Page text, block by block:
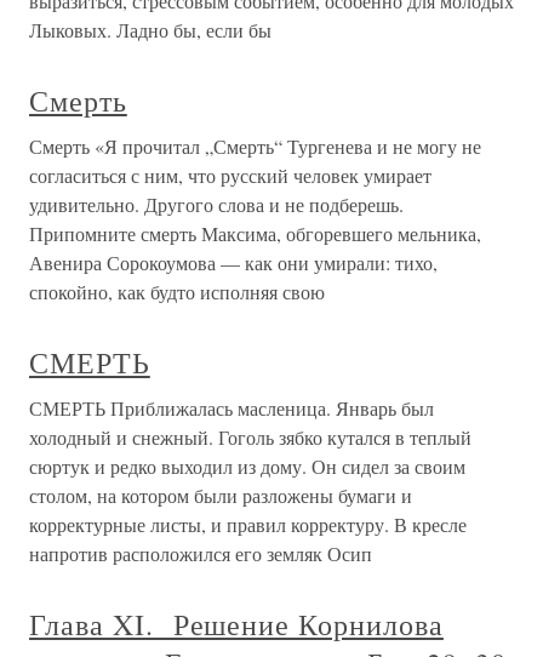
Лыковых. Ладно бы, если бы
Смерть
Смерть «Я прочитал „Смерть“ Тургенева и не могу не
согласиться с ним, что русский человек умирает
удивительно. Другого слова и не подберешь.
Припомните смерть Максима, обгоревшего мельника,
Авенира Сорокоумова — как они умирали: тихо,
спокойно, как будто исполняя свою
СМЕРТЬ
СМЕРТЬ Приближалась масленица. Январь был
холодный и снежный. Гоголь зябко кутался в теплый
сюртук и редко выходил из дому. Он сидел за своим
столом, на котором были разложены бумаги и
корректурные листы, и правил корректуру. В кресле
напротив расположился его земляк Осип
Глава XI. Решение Корнилова